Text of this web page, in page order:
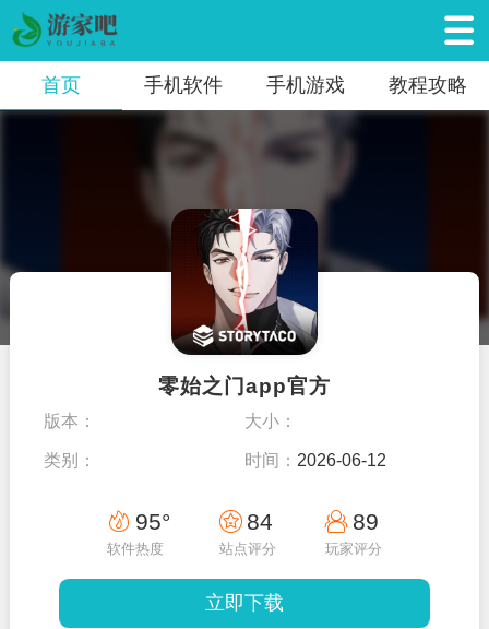
首页 手机软件 手机游戏 教程攻略
零始之门app官方
版本： 大小：
类别： 时间： 2026-06-12
95°
软件热度
84
站点评分
89
玩家评分
立即下载